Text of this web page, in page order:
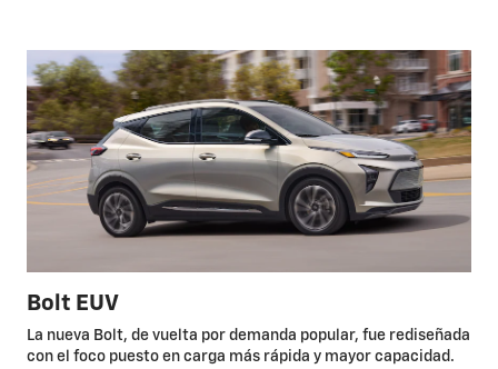
Bolt EUV
La nueva Bolt, de vuelta por demanda popular, fue rediseñada
con el foco puesto en carga más rápida y mayor capacidad.